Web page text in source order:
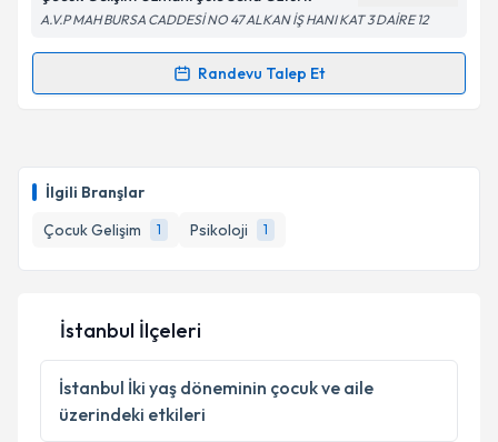
İlgili Branşlar
Çocuk Gelişim
1 Psikoloji 1
Kişisel verilerimin işlenmesine ilişkinAydınlatma
Metni'ni okudum ve kişisel verilerimin belirtilen
kapsamda işlenmesini kabul ediyorum.
A.V.P MAH BURSA CADDESİ NO 47 ALKAN İŞ HANI KAT 3 DAİRE 12
Randevu Talep Et
Randevu Takvimi Talebi
randevu almanız için bir takvim hazırlandığında e-
posta ile bilgilendireceğiz.
E-posta Adresiniz
Kişisel verilerimin işlenmesine ilişkin Aydınlatma
Metni 'ni okudum ve kişisel verilerimin belirtilen
kapsamda işlenmesini kabul ediyorum.
İstanbul İlçeleri
İstanbul İki yaş döneminin çocuk ve aile
üzerindeki etkileri